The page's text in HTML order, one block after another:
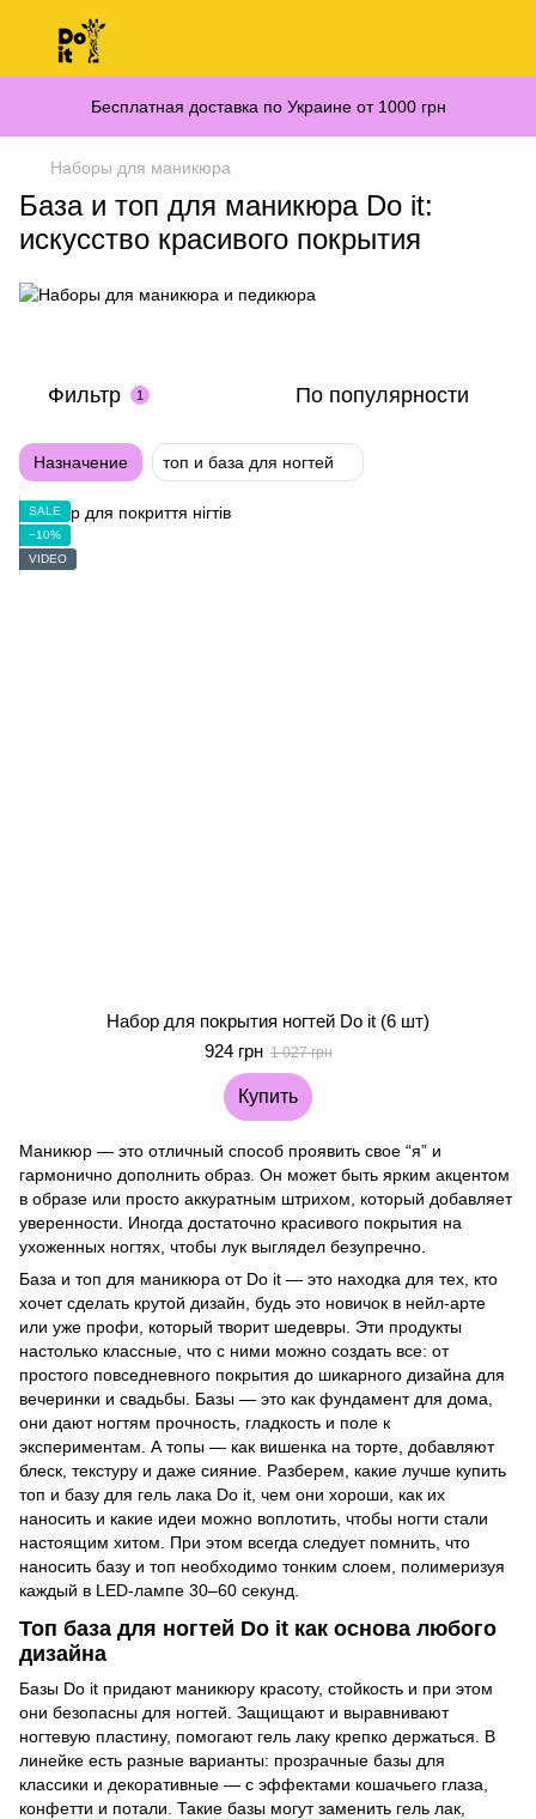
Бесплатная доставка по Украине от 1000 грн
Наборы для маникюра
База и топ для маникюра Do it:
искусство красивого покрытия
Фильтр 1 По популярности
Назначение топ и база для ногтей
SALE
−10%
VIDEO
Набор для покрытия ногтей Do it (6 шт)
924 грн 1 027 грн
Купить
Маникюр — это отличный способ проявить свое “я” и
гармонично дополнить образ. Он может быть ярким акцентом
в образе или просто аккуратным штрихом, который добавляет
уверенности. Иногда достаточно красивого покрытия на
ухоженных ногтях, чтобы лук выглядел безупречно.
База и топ для маникюра от Do it — это находка для тех, кто
хочет сделать крутой дизайн, будь это новичок в нейл-арте
или уже профи, который творит шедевры. Эти продукты
настолько классные, что с ними можно создать все: от
простого повседневного покрытия до шикарного дизайна для
вечеринки и свадьбы. Базы — это как фундамент для дома,
они дают ногтям прочность, гладкость и поле к
экспериментам. А топы — как вишенка на торте, добавляют
блеск, текстуру и даже сияние. Разберем, какие лучше купить
топ и базу для гель лака Do it, чем они хороши, как их
наносить и какие идеи можно воплотить, чтобы ногти стали
настоящим хитом. При этом всегда следует помнить, что
наносить базу и топ необходимо тонким слоем, полимеризуя
каждый в LED-лампе 30–60 секунд.
Топ база для ногтей Do it как основа любого
дизайна
Базы Do it придают маникюру красоту, стойкость и при этом
они безопасны для ногтей. Защищают и выравнивают
ногтевую пластину, помогают гель лаку крепко держаться. В
линейке есть разные варианты: прозрачные базы для
классики и декоративные — с эффектами кошачьего глаза,
конфетти и потали. Такие базы могут заменить гель лак,